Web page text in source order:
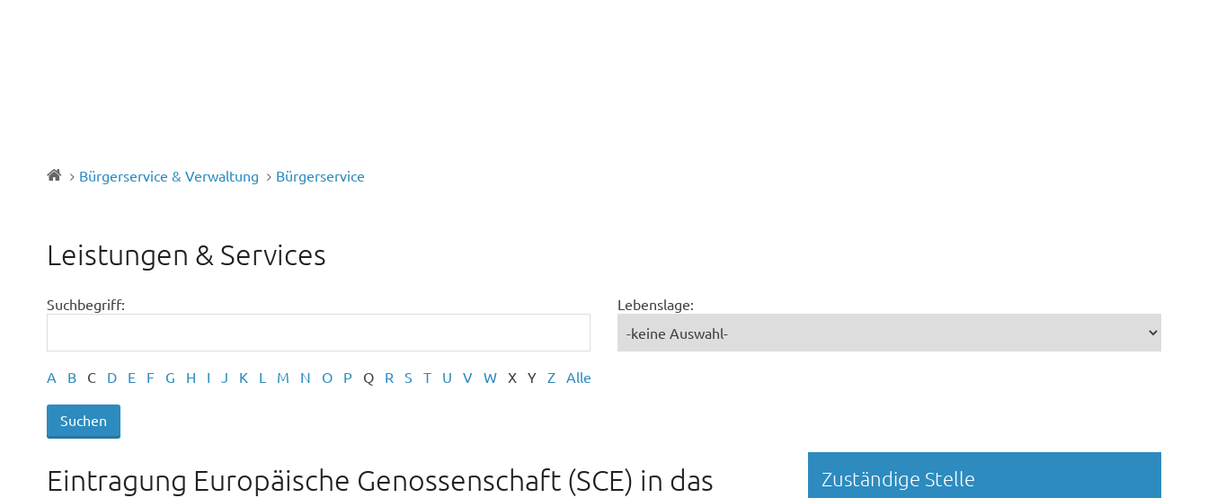
Bürgerservice & Verwaltung Bürgerservice
Leistungen & Services
Suchbegriff: Lebenslage:
A B C D E F G H I J K L M N O P Q R S T U V W X Y Z Alle
Eintragung Europäische Genossenschaft (SCE) in das
Randspalte
Zuständige Stelle